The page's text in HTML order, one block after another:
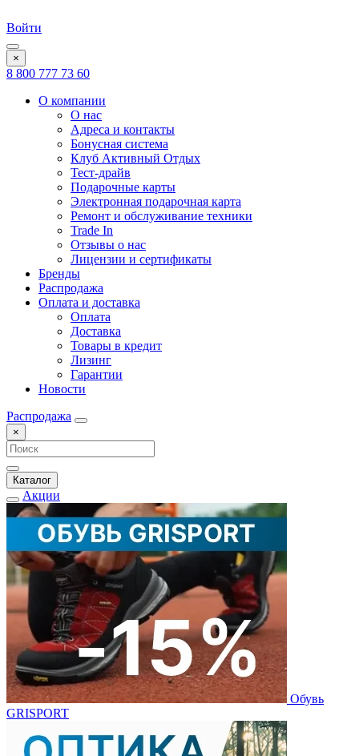
Войти
×
8 800 777 73 60
О компании
О нас
Адреса и контакты
Бонусная система
Клуб Активный Отдых
Тест-драйв
Подарочные карты
Электронная подарочная карта
Ремонт и обслуживание техники
Trade In
Отзывы о нас
Лицензии и сертификаты
Бренды
Распродажа
Оплата и доставка
Оплата
Доставка
Товары в кредит
Лизинг
Гарантии
Новости
Распродажа
×
Каталог
Акции
Обувь
GRISPORT